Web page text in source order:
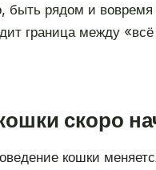
быть рядом и
граница между
скоро
кошки